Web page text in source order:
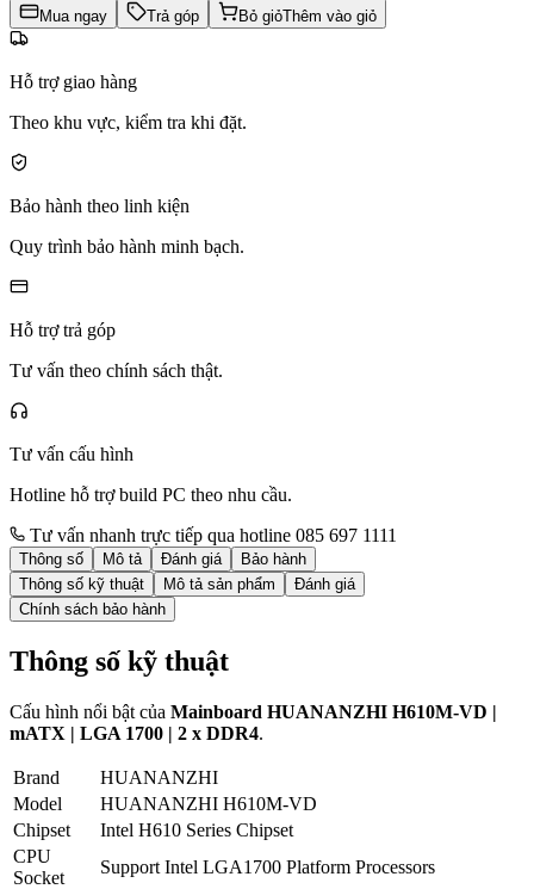
Mua ngay Trả góp Bỏ giỏThêm vào giỏ
Hỗ trợ giao hàng
Theo khu vực, kiểm tra khi đặt.
Bảo hành theo linh kiện
Quy trình bảo hành minh bạch.
Hỗ trợ trả góp
Tư vấn theo chính sách thật.
Tư vấn cấu hình
Hotline hỗ trợ build PC theo nhu cầu.
Tư vấn nhanh trực tiếp qua hotline 085 697 1111
Thông số Mô tả Đánh giá
Bảo hành
Thông số kỹ thuật
Mô tả sản phẩm
Đánh giá
Chính sách bảo hành
Thông số kỹ thuật
Cấu hình nổi bật của Mainboard HUANANZHI H610M-VD |
mATX | LGA 1700 | 2 x DDR4.
Brand
HUANANZHI
Model
HUANANZHI H610M-VD
Chipset
Intel H610 Series Chipset
CPU
Socket
Support Intel LGA1700 Platform Processors